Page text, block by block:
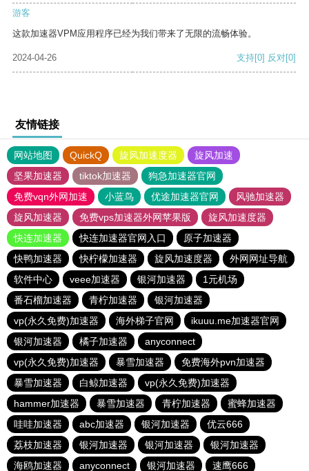
游客
这款加速器VPM应用程序已经为我们带来了无限的流畅体验。
2024-04-26 支持[0] 反对[0]
友情链接
网站地图 QuickQ 旋风加速度器
旋风加速
坚果加速器
tiktok加速器
狗急加速器官网
免费vqn外网加速
小蓝鸟 优途加速器官网
风驰加速器
旋风加速器
免费vps加速器外网苹果版
旋风加速度器
快连加速器
快连加速器官网入口
原子加速器
快鸭加速器
快柠檬加速器 旋风加速度器
外网网址导航
软件中心
veee加速器 银河加速器
1元机场
番石榴加速器
青柠加速器
银河加速器
vp(永久免费)加速器
海外梯子官网
ikuuu.me加速器官网
银河加速器
橘子加速器
anyconnect
vp(永久免费)加速器
暴雪加速器
免费海外pvn加速器
暴雪加速器
白鲸加速器
vp(永久免费)加速器
hammer加速器
暴雪加速器 青柠加速器
蜜蜂加速器
哇哇加速器
abc加速器 银河加速器
优云666
荔枝加速器
银河加速器 银河加速器
银河加速器
海鸥加速器
anyconnect 银河加速器 速鹰666